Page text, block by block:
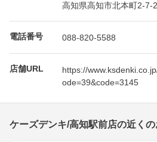
高知県高知市北本町2-7-
電話番号 088-820-5588
店舗URL
https://
ode=39&code=3145
ケーズデンキ/高知駅前店の近く